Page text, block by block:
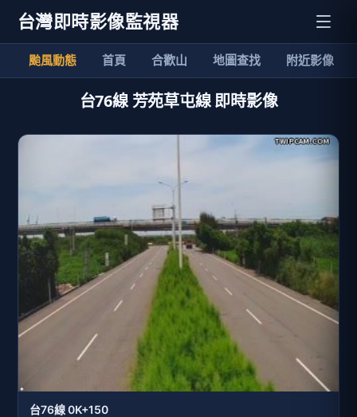
台灣即時影像監視器
颱風動態 首頁 合歡山 地圖查找 附近影像
台76線 芳苑草屯線 即時影像
台76線 0K+150